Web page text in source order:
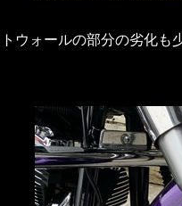
ウォールの部分の劣化も